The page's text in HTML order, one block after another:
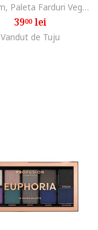
Spectrum, Paleta Farduri Vegane 10 Nuante, Cosmetics
3900lei
Vandut de Tuju